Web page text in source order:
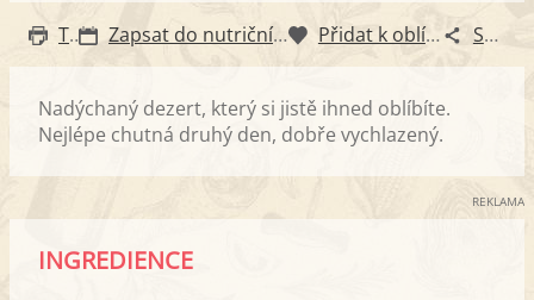
Tisk Zapsat do nutričního diáře Přidat k oblíbeným Sdílet
Nadýchaný dezert, který si jistě ihned oblíbíte.
Nejlépe chutná druhý den, dobře vychlazený.
REKLAMA
INGREDIENCE